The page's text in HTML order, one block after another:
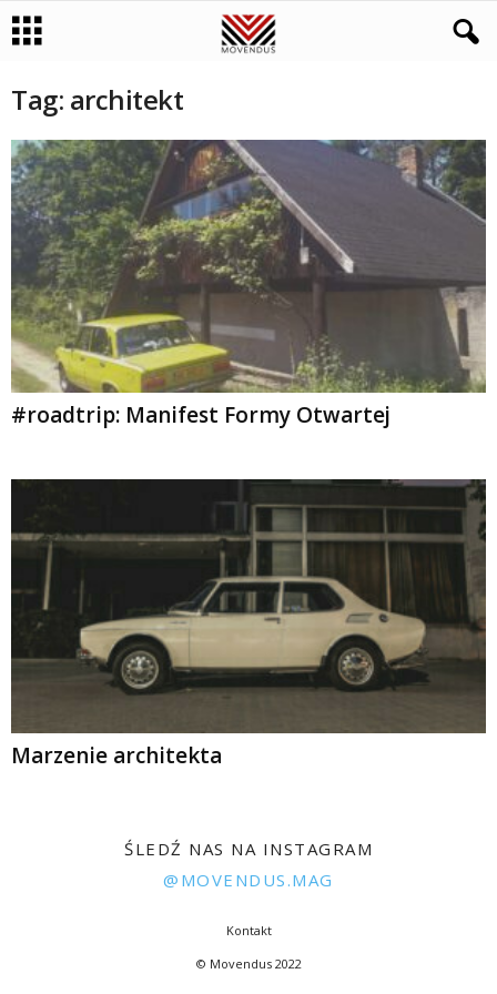
Tag: architekt
#roadtrip: Manifest Formy Otwartej
Marzenie architekta
ŚLEDŹ NAS NA INSTAGRAM
@MOVENDUS.MAG
Kontakt
© Movendus 2022